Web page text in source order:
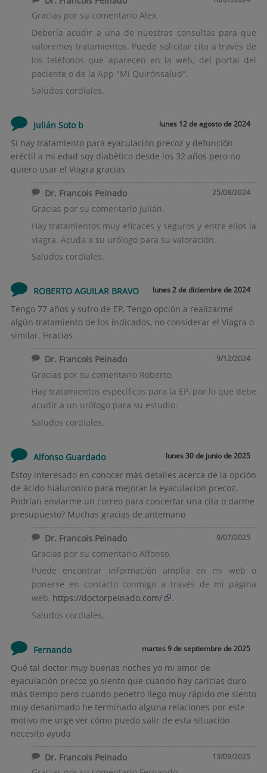
Gracias por su comentario Alex.
Debería acudir a una de nuestras consultas para que
valoremos tratamientos. Puede solicitar cita a través de
los teléfonos que aparecen en la web, del portal del
paciente o de la App "Mi Quirónsalud".
Saludos cordiales,
Julián Soto b lunes 12 de agosto de 2024
Si hay tratamiento para eyaculación precoz y defunción
eréctil a mi edad soy diabético desde los 32 años pero no
quiero usar el Viagra gracias
Dr. Francois Peinado 25/08/2024
Gracias por su comentario Julián.
Hay tratamientos muy eficaces y seguros y entre ellos la
viagra. Acuda a su urólogo para su valoración.
Saludos cordiales,
ROBERTO AGUILAR BRAVO lunes 2 de diciembre de 2024
Tengo 77 años y sufro de EP, Tengo opción a realizarme
algún tratamiento de los indicados, no considerar el Viagra o
similar. Hracias
Dr. Francois Peinado 9/12/2024
Gracias por su comentario Roberto.
Hay tratamientos específicos para la EP, por lo que debe
acudir a un urólogo para su estudio.
Saludos cordiales,
Alfonso Guardado lunes 30 de junio de 2025
Estoy interesado en conocer más detalles acerca de la opción
de ácido hialuronico para mejorar la eyaculacion precoz.
Podrían enviarme un correo para concertar una cita o darme
presupuesto? Muchas gracias de antemano
Dr. Francois Peinado 9/07/2025
Gracias por su comentario Alfonso.
Puede encontrar información amplia en mi web o
ponerse en contacto conmigo a través de mi página
web, https://doctorpeinado.com/
.
Saludos cordiales,
Fernando martes 9 de septiembre de 2025
Qué tal doctor muy buenas noches yo mi amor de
eyaculación precoz yo siento que cuando hay caricias duro
más tiempo pero cuando penetro llego muy rápido me siento
muy desanimado he terminado alguna relaciones por este
motivo me urge ver cómo puedo salir de esta situación
necesito ayuda
Dr. Francois Peinado 13/09/2025